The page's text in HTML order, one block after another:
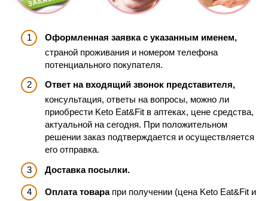
Оформленная заявка с указанным именем,
страной проживания и номером телефона
потенциального покупателя.
Ответ на входящий звонок представителя,
консультация, ответы на вопросы, можно ли
приобрести Keto Eat&Fit в аптеках, цене средства,
актуальной на сегодня. При положительном
решении заказ подтверждается и осуществляется
его отправка.
Доставка посылки.
Оплата товарапри получении (цена Keto Eat&Fit и